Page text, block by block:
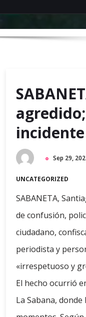
Sep 29,
UNCATEGORIZED
SABANETA,
de confusión,
ciudadano,
periodista y
«irrespetuoso y
El hecho ocurrió
La Sabana,